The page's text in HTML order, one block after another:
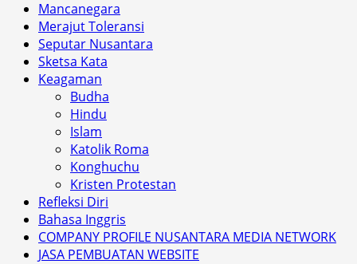
Mancanegara
Merajut Toleransi
Seputar Nusantara
Sketsa Kata
Keagaman
Budha
Hindu
Islam
Katolik Roma
Konghuchu
Kristen Protestan
Refleksi Diri
Bahasa Inggris
COMPANY PROFILE NUSANTARA MEDIA NETWORK
JASA PEMBUATAN WEBSITE